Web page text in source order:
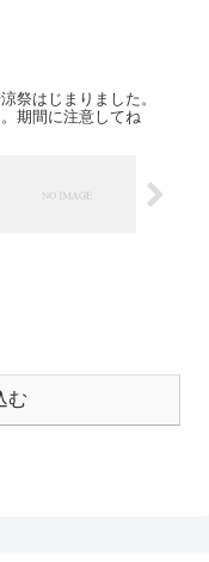
祭はじまりました。
期間に注意してね
む